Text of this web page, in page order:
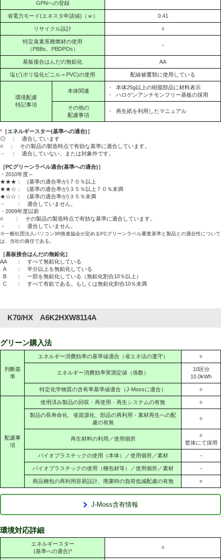
GPNへの登録
省電力モード(エネスタ申請値)（ｗ） 0.41
リサイクル設計 ○
特定臭素系難燃材の使用
（PBBs、PBDPOs）
－
基板接合はんだの無鉛化 AA
塩ビ(ポリ塩化ビニル＝PVC)の使用 配線被覆類に使用している
環境配慮
特記事項
本体関連
・
本体25g以上の樹脂部品に材料表示
・
ハロゲンアンチモンフリー基板の採用
その他の
配慮事項
・ 再生紙を利用したマニュアル
* ［エネルギースター(基準への適合)］
◎ ： 適合しています
○ ： その製品の製造時点で有効な基準に適合しています。
－ ： 適合していない、または対象外です。
［PCグリーンラベル適合(基準への適合)］
・2010年度～
★★★： (基準の適合率が)７０％以上
★★☆： (基準の適合率が)３５％以上７０％未満
★☆☆： (基準の適合率が)３５％未満
－ ： 適合していません。
・2009年度以前
○ ： その製品の製造時点で有効な基準に適合しています。
－ ： 適合していません。
※一般社団法人パソコン3R推進協会が定めるPCグリーンラベル審査基準と製品との適合性について
は、当社の責任である。
［基板接合はんだの無鉛化］
AA
： すべて無鉛化している
A
： 半分以上を無鉛化している
B
： 一部を無鉛化している（無鉛化割合10％以上）
C
： すべて有鉛である。もしくは無鉛化割合10％未満
K70/HX A6K2HXW8114A
グリーン購入法
判断基
準
エネルギー消費効率の基準値適合（省エネ法の遵守） ○
エネルギー消費効率実測定値（係数）
10区分
10.0kWh
特定化学物質の含有率基準値適合（J-Mossに適合） ○
配慮事
項
使用済み製品の回収・再使用・再生システムの有無 ○
製品の長寿命化、省資源化、部品の再利用・素材再生への配
慮の有無
○
再生材料の利用／使用個所
○
筐体にて採用
バイオプラスチックの使用（本体）／使用個所／素材 －
バイオプラスチックの使用（梱包材等）／使用個所／素材 －
商品梱包の再利用容易設計、廃棄時の負荷低減配慮の有無 ○
J-Moss含有情報
環境対応詳細
エネルギースター
(基準への適合)*
○